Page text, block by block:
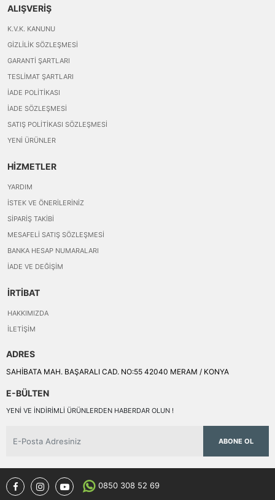
ALIŞVERİŞ
K.V.K. KANUNU
GIZLILIK SÖZLEŞMESI
GARANTI ŞARTLARI
TESLIMAT ŞARTLARI
İADE POLITIKASI
İADE SÖZLEŞMESI
SATIŞ POLITIKASI SÖZLEŞMESI
YENI ÜRÜNLER
HİZMETLER
YARDIM
İSTEK VE ÖNERILERINIZ
SIPARIŞ TAKIBI
MESAFELI SATIŞ SÖZLEŞMESI
BANKA HESAP NUMARALARI
İADE VE DEĞIŞIM
İRTİBAT
HAKKIMIZDA
İLETIŞIM
ADRES
SAHİBATA MAH. BAŞARALI CAD. NO:55 42040 MERAM / KONYA
E-BÜLTEN
YENI VE INDIRIMLI ÜRÜNLERDEN HABERDAR OLUN !
ABONE OL
0850 308 52 69